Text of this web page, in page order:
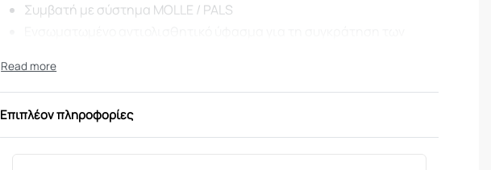
Συμβατή με σύστημα MOLLE / PALS
Ρυθμιζόμενο με ελαστικό κορδόνι Bungee 4mm
Ταχείας ανάπτυξης Bungee για γεμιστήρες
Συμβατή με γεμιστήρες διαμετρήματος 5.56mm (M16) & 7.62mm
(G3)
Επιπλέον πληροφορίες